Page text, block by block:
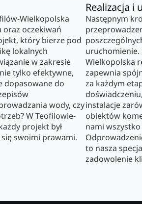
Wielkopolska
oraz oczekiwań
który bierze pod
lokalnych
w zakresie
tylko efektywne,
dopasowane do
wody, czy
W Teofilowie-
projekt był
swoimi prawami.
Realizacja i
Następnym
uruchomienie.
Wielkopolska
zapewnia
za każdym
instalacje
obiektów
nami wszystko
to nasza
zadowolenie